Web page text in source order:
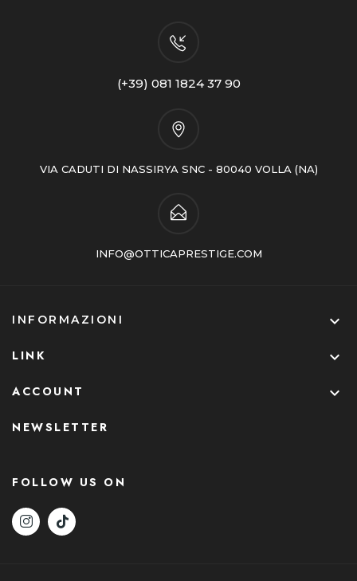
(+39) 081 1824 37 90
VIA CADUTI DI NASSIRYA SNC - 80040 VOLLA (NA)
INFO@OTTICAPRESTIGE.COM
INFORMAZIONI 
LINK 
ACCOUNT 
NEWSLETTER
FOLLOW US ON